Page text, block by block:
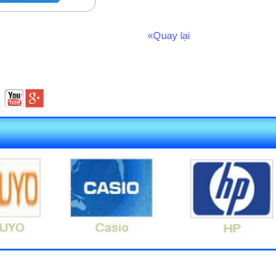
«Quay lại